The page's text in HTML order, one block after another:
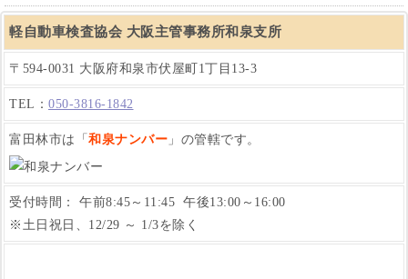
軽自動車検査協会 大阪主管事務所和泉支所
〒594-0031 大阪府和泉市伏屋町1丁目13-3
TEL： 050-3816-1842
富田林市は「 和泉ナンバー 」の管轄です。
受付時間： 午前8:45～11:45 午後13:00～16:00
※土日祝日、12/29 ～ 1/3を除く